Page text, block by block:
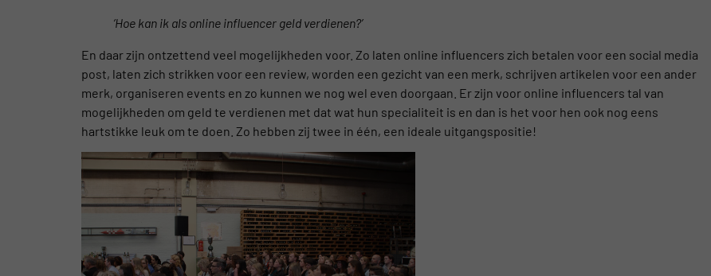
‘Hoe kan ik als online influencer geld verdienen?’
En daar zijn ontzettend veel mogelijkheden voor. Zo laten online influencers zich betalen voor een social media
post, laten zich strikken voor een review, worden een gezicht van een merk, schrijven artikelen voor een ander
merk, organiseren events en zo kunnen we nog wel even doorgaan. Er zijn voor online influencers tal van
mogelijkheden om geld te verdienen met dat wat hun specialiteit is en dan is het voor hen ook nog eens
hartstikke leuk om te doen. Zo hebben zij twee in één, een ideale uitgangspositie!